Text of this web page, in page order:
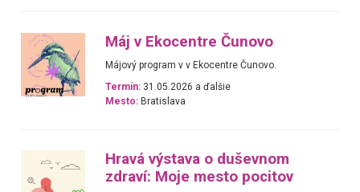
Máj v Ekocentre Čunovo
Májový program v v Ekocentre Čunovo.
Termín: 31.05.2026 a ďalšie
Mesto: Bratislava
Hravá výstava o duševnom
zdraví: Moje mesto pocitov